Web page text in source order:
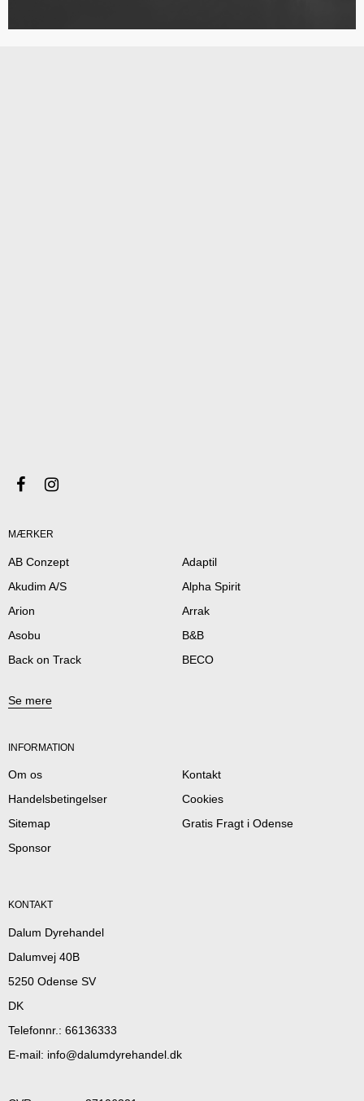
MÆRKER
AB Conzept
Adaptil
Akudim A/S
Alpha Spirit
Arion
Arrak
Asobu
B&B
Back on Track
BECO
Se mere
INFORMATION
Om os
Kontakt
Handelsbetingelser
Cookies
Sitemap
Gratis Fragt i Odense
Sponsor
KONTAKT
Dalum Dyrehandel
Dalumvej 40B
5250 Odense SV
DK
Telefonnr.: 66136333
E-mail: info@dalumdyrehandel.dk